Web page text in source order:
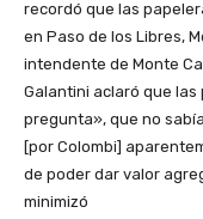
recordó que las
en Paso de los Libres,
intendente de Monte
Galantini aclaró que
pregunta», que no
[por Colombi]
de poder dar valor
minimizó